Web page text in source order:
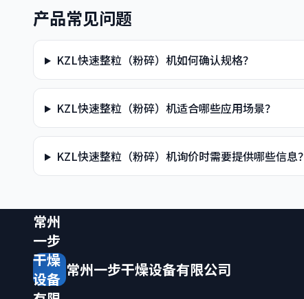
产品常见问题
KZL快速整粒（粉碎）机如何确认规格？
KZL快速整粒（粉碎）机适合哪些应用场景？
KZL快速整粒（粉碎）机询价时需要提供哪些信息？
常州
一步
干燥
设备 常州一步干燥设备有限公司